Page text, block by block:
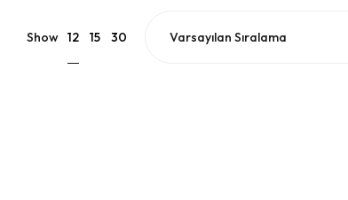
Show 12 15 30